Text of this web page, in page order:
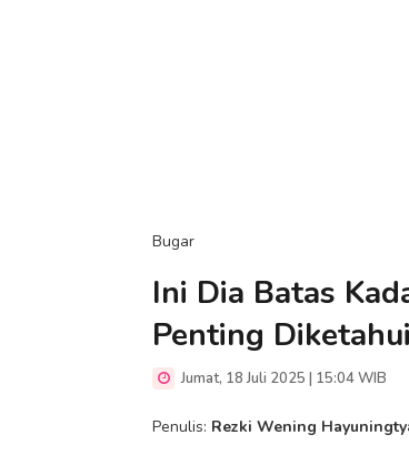
Bugar
Ini Dia Batas
Penting Diketahui
Jumat, 18 Juli 2025 | 15:04 WIB
Penulis: Rezki Wening